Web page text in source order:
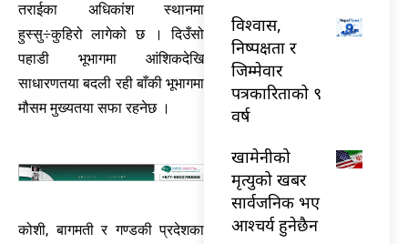
तराईका अधिकांश स्थानमा
हुस्सु÷कुहिरो लागेको छ । दिउँसो
पहाडी भूभागमा आंशिकदेखि
साधारणतया बदली रही बाँकी भूभागमा
मौसम मुख्यतया सफा रहनेछ ।
कोशी, बागमती र गण्डकी प्रदेशका
विश्वास,
निष्पक्षता र
जिम्मेवार
पत्रकारिताको ९
वर्ष
खामेनीको
मृत्युको खबर
सार्वजनिक भए
आश्चर्य हुनेछैन